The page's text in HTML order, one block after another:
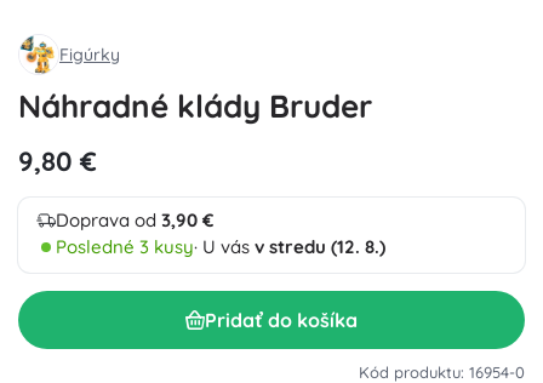
Figúrky
Náhradné klády Bruder
9,80 €
Doprava od 3,90 €
Posledné 3 kusy· U vás v stredu (12. 8.)
Pridať do košíka
Kód produktu: 16954-0